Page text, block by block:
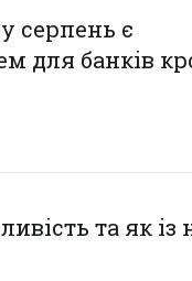
серпень є
для банків
та як із